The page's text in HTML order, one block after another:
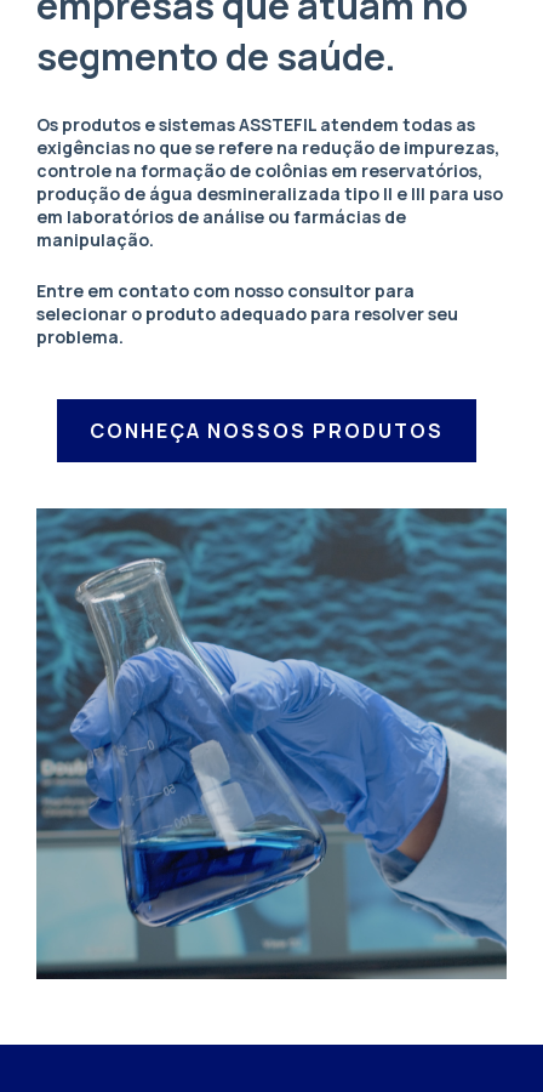
segmento de saúde.
Os produtos e sistemas ASSTEFIL atendem todas as
exigências no que se refere na redução de impurezas,
controle na formação de colônias em reservatórios,
produção de água desmineralizada tipo II e III para uso
em laboratórios de análise ou farmácias de
manipulação.
Entre em contato com nosso consultor para
selecionar o produto adequado para resolver seu
problema.
CONHEÇA NOSSOS PRODUTOS